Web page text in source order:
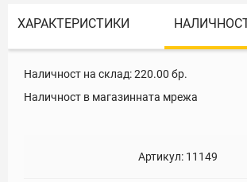
ХАРАКТЕРИСТИКИ
Наличност на склад:220.00 бр.
Наличност в магазинната мрежа
Артикул: 11149